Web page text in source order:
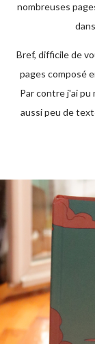
nombreuses
Bref, difficile de
pages composé
Par contre j'ai
aussi peu de